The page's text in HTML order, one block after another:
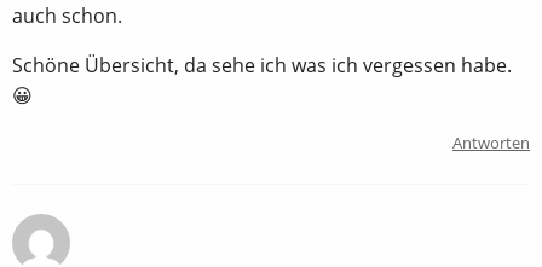
auch schon.
Schöne Übersicht, da sehe ich was ich vergessen habe.
😀
Antworten